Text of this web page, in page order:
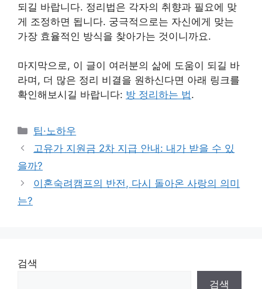
되길 바랍니다. 정리법은 각자의 취향과 필요에 맞
게 조정하면 됩니다. 궁극적으로는 자신에게 맞는
가장 효율적인 방식을 찾아가는 것이니까요.
마지막으로, 이 글이 여러분의 삶에 도움이 되길 바
라며, 더 많은 정리 비결을 원하신다면 아래 링크를
확인해보시길 바랍니다: 방 정리하는 법.
Categories
팁·노하우
고유가 지원금 2차 지급 안내: 내가 받을 수 있
을까?
이혼숙려캠프의 반전, 다시 돌아온 사랑의 의미
는?
검색
검색